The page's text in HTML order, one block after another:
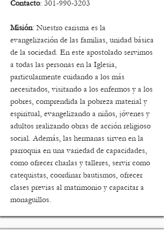
Contacto: 301-990-3203
Misión: Nuestro carisma es la
evangelización de las familias, unidad básica
de la sociedad. En este apostolado servimos
a todas las personas en la Iglesia,
particularmente cuidando a los más
necesitados, visitando a los enfermos y a los
pobres, comprendida la pobreza material y
espiritual, evangelizando a niños, jóvenes y
adultos realizando obras de acción religioso
social. Además, las hermanas sirven en la
parroquia en una variedad de capacidades,
como ofrecer charlas y talleres, servir como
catequistas, coordinar bautismos, ofrecer
clases previas al matrimonio y capacitar a
monaguillos.